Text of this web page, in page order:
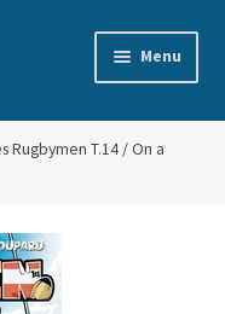
Menu
Rugbymen T.14 / On a